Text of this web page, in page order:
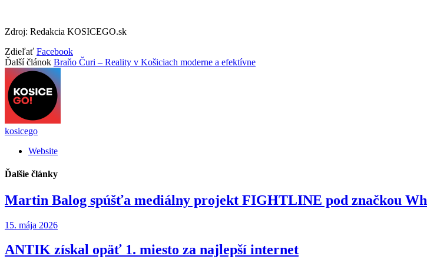
Zdroj: Redakcia KOSICEGO.sk
Zdieľať Facebook
Ďalší článok Braňo Čuri – Reality v Košiciach moderne a efektívne
kosicego
Website
Ďalšie články
Martin Balog spúšťa mediálny projekt FIGHTLINE pod značkou
15. mája 2026
ANTIK získal opäť 1. miesto za najlepší internet